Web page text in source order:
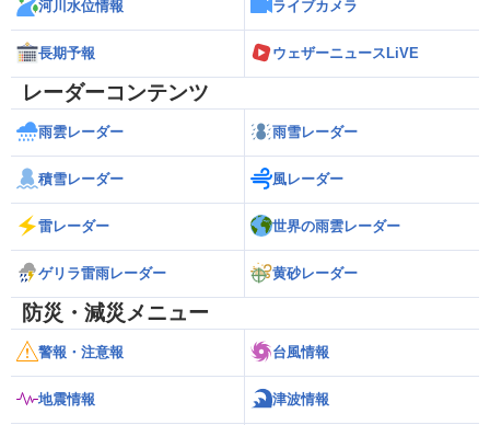
河川水位情報 ライブカメラ
長期予報 ウェザーニュースLiVE
レーダーコンテンツ
雨雲レーダー 雨雪レーダー
積雪レーダー 風レーダー
雷レーダー 世界の雨雲レーダー
ゲリラ雷雨レーダー 黄砂レーダー
防災・減災メニュー
警報・注意報 台風情報
地震情報 津波情報